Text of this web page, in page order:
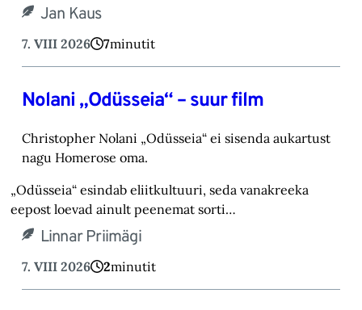
Jan Kaus
7. VIII 2026 7minutit
Nolani „Odüsseia“ – suur film
Christopher Nolani „Odüsseia“ ei sisenda aukartust
nagu Homerose oma.‎
„Odüsseia“ esindab eliitkultuuri, seda vanakreeka
eepost loevad ainult peenemat sorti…
Linnar Priimägi
7. VIII 2026 2minutit